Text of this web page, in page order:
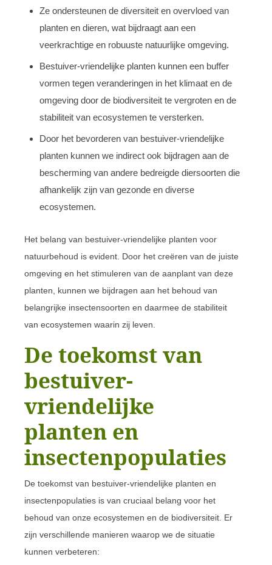
Ze ondersteunen de diversiteit en overvloed van
planten en dieren, wat bijdraagt aan een
veerkrachtige en robuuste natuurlijke omgeving.
Bestuiver-vriendelijke planten kunnen een buffer
vormen tegen veranderingen in het klimaat en de
omgeving door de biodiversiteit te vergroten en de
stabiliteit van ecosystemen te versterken.
Door het bevorderen van bestuiver-vriendelijke
planten kunnen we indirect ook bijdragen aan de
bescherming van andere bedreigde diersoorten die
afhankelijk zijn van gezonde en diverse
ecosystemen.
Het belang van bestuiver-vriendelijke planten voor
natuurbehoud is evident. Door het creëren van de juiste
omgeving en het stimuleren van de aanplant van deze
planten, kunnen we bijdragen aan het behoud van
belangrijke insectensoorten en daarmee de stabiliteit
van ecosystemen waarin zij leven.
De toekomst van
bestuiver-
vriendelijke
planten en
insectenpopulaties
De toekomst van bestuiver-vriendelijke planten en
insectenpopulaties is van cruciaal belang voor het
behoud van onze ecosystemen en de biodiversiteit. Er
zijn verschillende manieren waarop we de situatie
kunnen verbeteren: